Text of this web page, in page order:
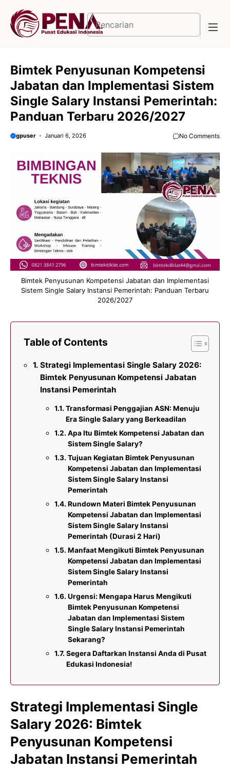
Cari
Bimtek Penyusunan Kompetensi
Jabatan dan Implementasi Sistem
Single Salary Instansi Pemerintah:
Panduan Terbaru 2026/2027
gpuser Januari 6, 2026 No Comments
Bimtek Penyusunan Kompetensi Jabatan dan Implementasi
Sistem Single Salary Instansi Pemerintah: Panduan Terbaru
2026/2027
Table of Contents
Strategi Implementasi Single Salary 2026:
Bimtek Penyusunan Kompetensi Jabatan
Instansi Pemerintah
Transformasi Penggajian ASN: Menuju
Era Single Salary yang Berkeadilan
Apa Itu Bimtek Kompetensi Jabatan dan
Sistem Single Salary?
Tujuan Kegiatan Bimtek Penyusunan
Kompetensi Jabatan dan Implementasi
Sistem Single Salary Instansi
Pemerintah
Rundown Materi Bimtek Penyusunan
Kompetensi Jabatan dan Implementasi
Sistem Single Salary Instansi
Pemerintah (Durasi 2 Hari)
Manfaat Mengikuti Bimtek Penyusunan
Kompetensi Jabatan dan Implementasi
Sistem Single Salary Instansi
Pemerintah
Urgensi: Mengapa Harus Mengikuti
Bimtek Penyusunan Kompetensi
Jabatan dan Implementasi Sistem
Single Salary Instansi Pemerintah
Sekarang?
Segera Daftarkan Instansi Anda di Pusat
Edukasi Indonesia!
Strategi Implementasi Single
Salary 2026: Bimtek
Penyusunan Kompetensi
Jabatan Instansi Pemerintah